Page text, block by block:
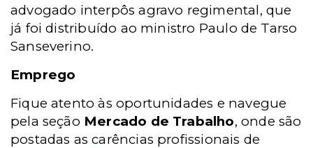
advogado interpôs agravo regimental, que
já foi distribuído ao ministro Paulo de Tarso
Sanseverino.
Emprego
Fique atento às oportunidades e navegue
pela seção Mercado de Trabalho, onde são
postadas as carências profissionais de